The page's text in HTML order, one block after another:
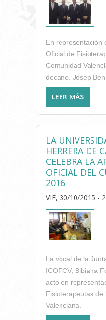
En representación
Oficial de
Comunidad
decano, Josep
LEER MÁS
DE
LA
HERRERA DE
CELEBRA LA
OFICIAL DEL
2016
VIE, 30/10/2015 -
La vocal de la
ICOFCV, Bibiana
acto en
Fisioterapeutas de
Valenciana.